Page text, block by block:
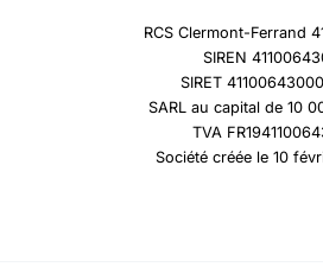
RCS Clermont-Ferrand
SIREN
SIRET
SARL au capital de 10
TVA
Société créée le 10